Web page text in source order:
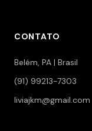
CONTATO
Belém, PA | Brasil
(91) 99213-7303
liviajkm@gmail.com